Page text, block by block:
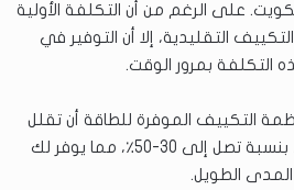
على الرغم من أن التكلفة الأولية
التقليدية، إلا أن التوفير في
التكلفة بمرور الوقت.
التكييف الموفرة للطاقة أن تقلل
من استهلاك الكهرباء بنسبة تصل إلى 30-50٪، مما يوفر لك
المدى الطويل.